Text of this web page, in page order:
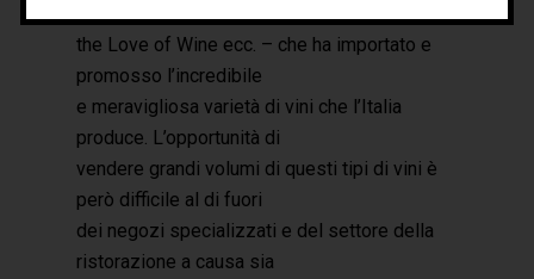
Liberty Wines, Winetraders, Mille Gusti, For
the Love of Wine ecc. – che ha importato e
promosso l’incredibile
e meravigliosa varietà di vini che l’Italia
produce. L’opportunità di
vendere grandi volumi di questi tipi di vini è
però difficile al di fuori
dei negozi specializzati e del settore della
ristorazione a causa sia